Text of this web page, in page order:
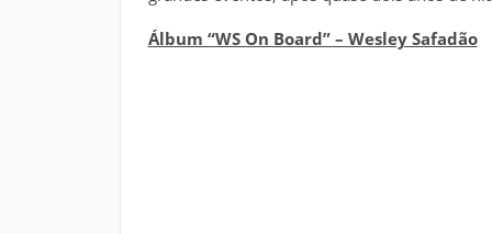
Álbum “WS On Board” – Wesley Safadão